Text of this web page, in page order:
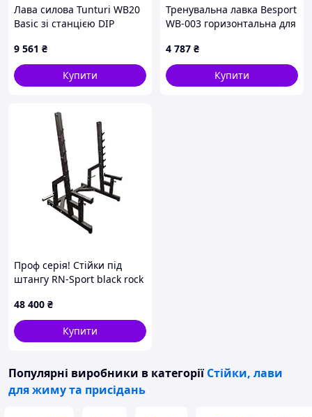
Лава силова Tunturi WB20
Basic зі станцією DIP
9 561 ₴
Купити
Тренувальна лавка Besport
WB-003 горизонтальна для
4 787 ₴
Купити
Проф серія! Стійки під
штангу RN-Sport black rock
48 400 ₴
Купити
Популярні виробники в категорії Стійки, лави
для жиму та присідань